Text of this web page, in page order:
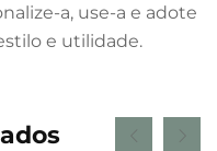
a, use-a e adote
e utilidade.